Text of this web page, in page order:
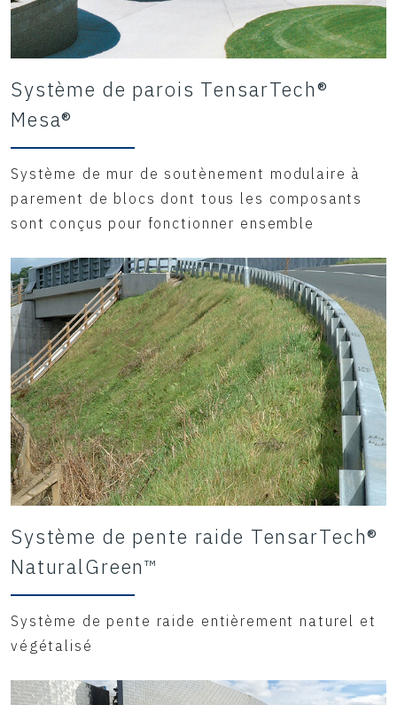
Système de parois TensarTech®
Mesa®
Système de mur de soutènement modulaire à
parement de blocs dont tous les composants
sont conçus pour fonctionner ensemble
Système de pente raide TensarTech®
NaturalGreen™
Système de pente raide entièrement naturel et
végétalisé